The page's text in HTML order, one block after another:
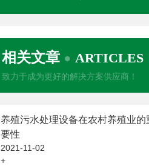
相关文章 ARTICLES
致力于成为更好的解决方案供应商！
养殖污水处理设备在农村养殖业的
要性
2021-11-02
+